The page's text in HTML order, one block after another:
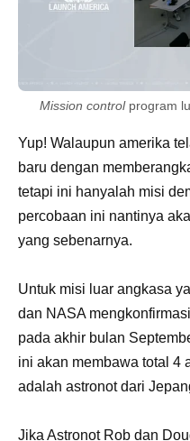
Mission controlprogram
Yup! Walaupun amerika
baru dengan
tetapi ini hanyalah misi
percobaan ini nantinya
yang sebenarnya.
Untuk misi luar angkasa
dan NASA
pada akhir bulan
ini akan membawa total 4
adalah astronot dari
Jika Astronot Rob dan